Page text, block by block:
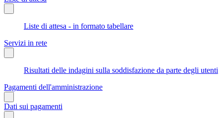
Liste di attesa - in formato tabellare
Servizi in rete
Risultati delle indagini sulla soddisfazione da parte degli utenti
Pagamenti dell'amministrazione
Dati sui pagamenti